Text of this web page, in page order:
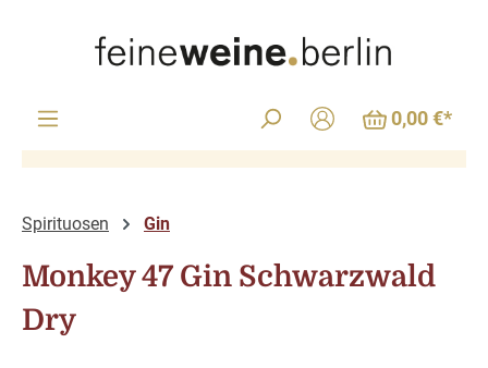
0,00 €*
Spirituosen Gin
Monkey 47 Gin Schwarzwald
Dry